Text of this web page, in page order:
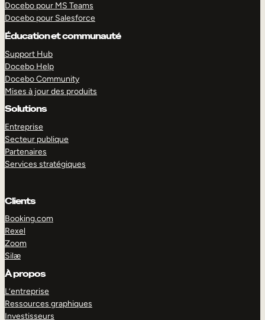
Docebo pour MS Teams
Docebo pour Salesforce
Éducation et communauté
Support Hub
Docebo Help
Docebo Community
Mises à jour des produits
Solutions
Entreprise
Secteur publique
Partenaires
Services stratégiques
Clients
Booking.com
Rexel
Zoom
Silæ
À propos
L’entreprise
Ressources graphiques
Investisseurs